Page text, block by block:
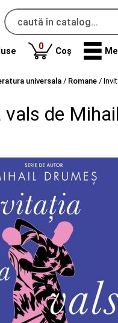
0produse
Coș
universala / Romane /
de Mihail